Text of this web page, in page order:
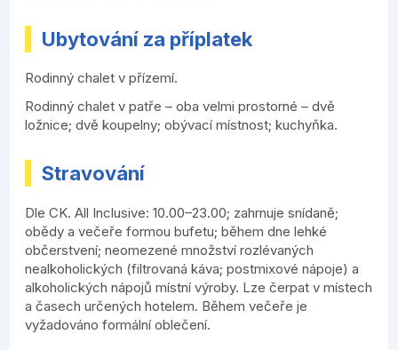
Ubytování za příplatek
Rodinný chalet v přízemí.
Rodinný chalet v patře – oba velmi prostorné – dvě
ložnice; dvě koupelny; obývací místnost; kuchyňka.
Stravování
Dle CK. All Inclusive: 10.00–23.00; zahrnuje snídaně;
obědy a večeře formou bufetu; během dne lehké
občerstvení; neomezené množství rozlévaných
nealkoholických (filtrovaná káva; postmixové nápoje) a
alkoholických nápojů místní výroby. Lze čerpat v místech
a časech určených hotelem. Během večeře je
vyžadováno formální oblečení.